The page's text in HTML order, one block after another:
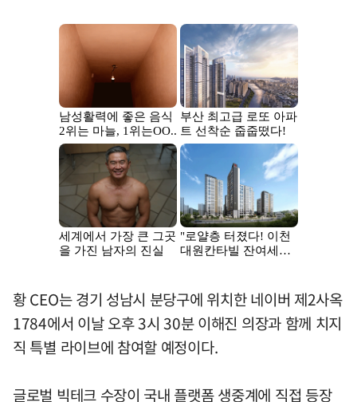
황 CEO는 경기 성남시 분당구에 위치한 네이버 제2사옥
1784에서 이날 오후 3시 30분 이해진 의장과 함께 치지
직 특별 라이브에 참여할 예정이다.
글로벌 빅테크 수장이 국내 플랫폼 생중계에 직접 등장